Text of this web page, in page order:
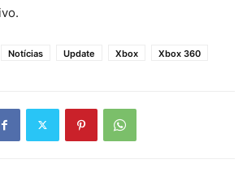
Notícias Update Xbox Xbox 360